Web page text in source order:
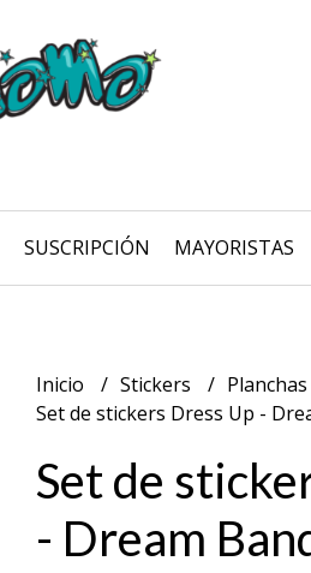
SUSCRIPCIÓN MAYORISTAS
Inicio Stickers
Planchas
Set de stickers Dress Up -
Set de
- Dream